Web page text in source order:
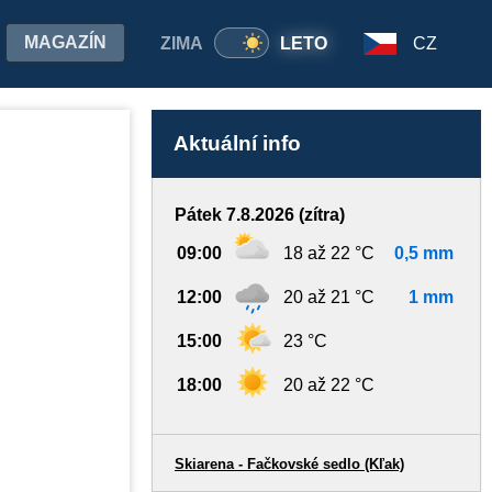
ZIMA LETO
MAGAZÍN CZ
Aktuální info
Pátek 7.8.2026 (zítra)
09:00 18 až 22 °C 0,5 mm
12:00 20 až 21 °C 1 mm
15:00 23 °C
18:00 20 až 22 °C
Skiarena - Fačkovské sedlo (Kľak)